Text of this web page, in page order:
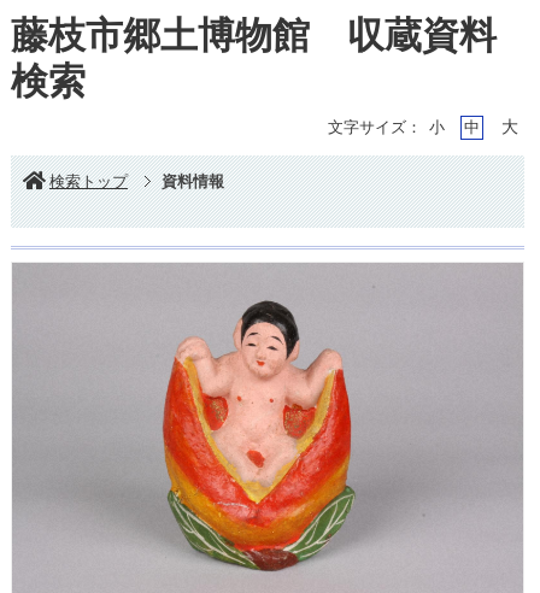
藤枝市郷土博物館 収蔵資料
検索
文字サイズ： 小 中 大
検索トップ 資料情報